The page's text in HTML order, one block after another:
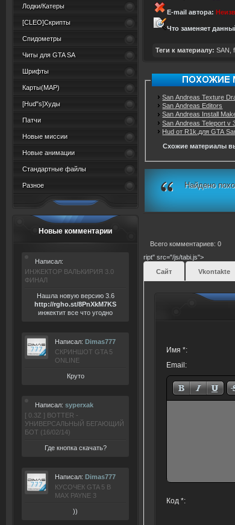
Лодки/Катеры
[CLEO]Скрипты
Спидометры
Читы для GTA SA
Шрифты
Карты(MAP)
[Hud"s]Худы
Патчи
Новые миссии
Новые анимации
Стандартные файлы
Разное
Новые комментарии
Написал:
ИНЖЕКТОР ВАЛЬКИРИЯ 3.0
ФИНАЛ
Нашла новую версию 3.6
http://rgho.st/8PnXkM7KS
инжектит все что угодно
Написал: Dimas777
СКРИНШОТ GTA 5
ONLINE
Круто
Написал: syperxak
[ 0.3Z ] BOTTER -
УНИВЕРСАЛЬНЫЙ БЕГАЮЩИЙ
БОТ (16/02/14)
Где кнопка скачать?
Написал: Dimas777
КУСОЧЕК GTA 5 В
MAX PAYNE 3
))
E-mail автора:
Что заменяет
Теги к материалу: SAN
San Andreas Texture
San Andreas Editors
San Andreas Install
San Andreas Teleport v
Hud от R1k.для GTA
Схожие материалы
Найдено
Всего комментариев: 0
ript" src="/js/tabi.js">
Сайт
Vkontakte
Имя *:
Email:
Код *: